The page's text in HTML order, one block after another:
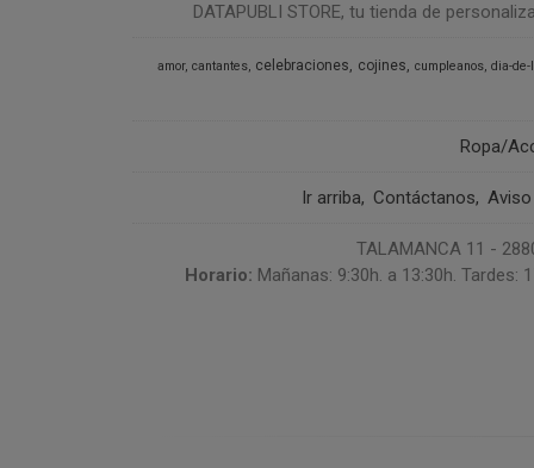
DATAPUBLI STORE, tu tienda de
amor cantantes celebraciones cojines cumpleanos dia-de-
Ropa/
Ir arriba Contáctanos Aviso
TALAMANCA 11 -
Horario: Mañanas: 9:30h. a 13:30h. Tardes: